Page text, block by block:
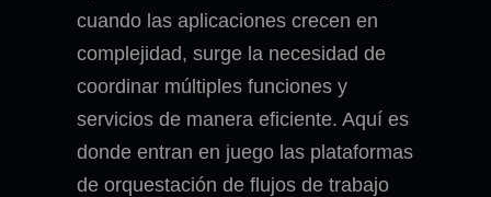
cuando las aplicaciones crecen en
complejidad, surge la necesidad de
coordinar múltiples funciones y
servicios de manera eficiente. Aquí es
donde entran en juego las plataformas
de orquestación de flujos de trabajo